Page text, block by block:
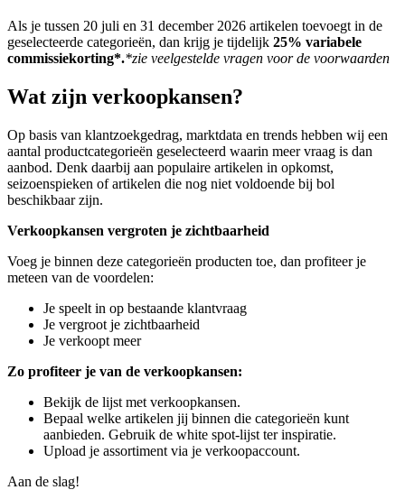
Als je tussen 20 juli en 31 december 2026 artikelen toevoegt in de
geselecteerde categorieën, dan krijg je tijdelijk 25% variabele
commissiekorting*.*zie veelgestelde vragen voor de voorwaarden
Wat zijn verkoopkansen?
Op basis van klantzoekgedrag, marktdata en trends hebben wij een
aantal productcategorieën geselecteerd waarin meer vraag is dan
aanbod. Denk daarbij aan populaire artikelen in opkomst,
seizoenspieken of artikelen die nog niet voldoende bij bol
beschikbaar zijn.
Verkoopkansen vergroten je zichtbaarheid
Voeg je binnen deze categorieën producten toe, dan profiteer je
meteen van de voordelen:
Je speelt in op bestaande klantvraag
Je vergroot je zichtbaarheid
Je verkoopt meer
Zo profiteer je van de verkoopkansen:
Bekijk de lijst met verkoopkansen.
Bepaal welke artikelen jij binnen die categorieën kunt
aanbieden. Gebruik de white spot-lijst ter inspiratie.
Upload je assortiment via je verkoopaccount.
Aan de slag!